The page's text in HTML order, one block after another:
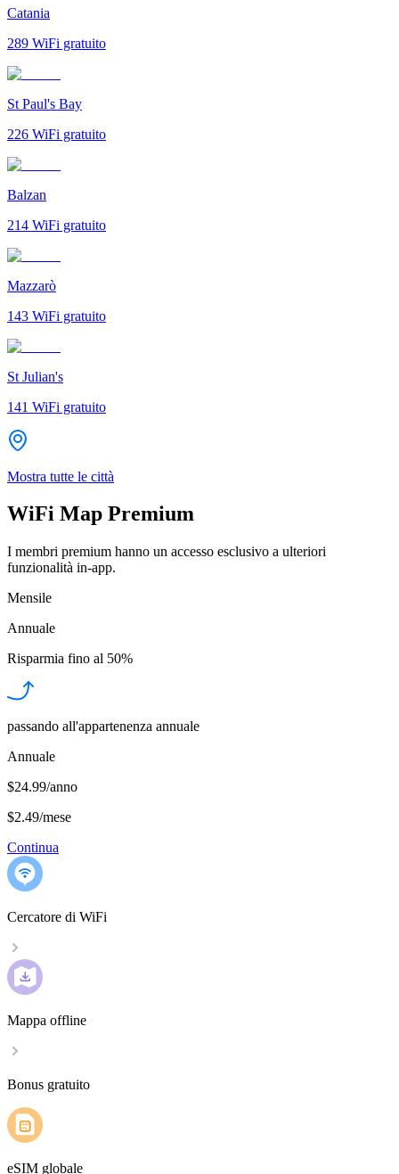
Catania
289 WiFi gratuito
St Paul's Bay
226 WiFi gratuito
Balzan
214 WiFi gratuito
Mazzarò
143 WiFi gratuito
St Julian's
141 WiFi gratuito
Mostra tutte le città
WiFi Map Premium
I membri premium hanno un accesso esclusivo a ulteriori
funzionalità in-app.
Mensile
Annuale
Risparmia fino al 50%
passando all'appartenenza annuale
Annuale
$24.99/anno
$2.49/mese
Continua
Cercatore di WiFi
Mappa offline
Bonus gratuito
eSIM globale